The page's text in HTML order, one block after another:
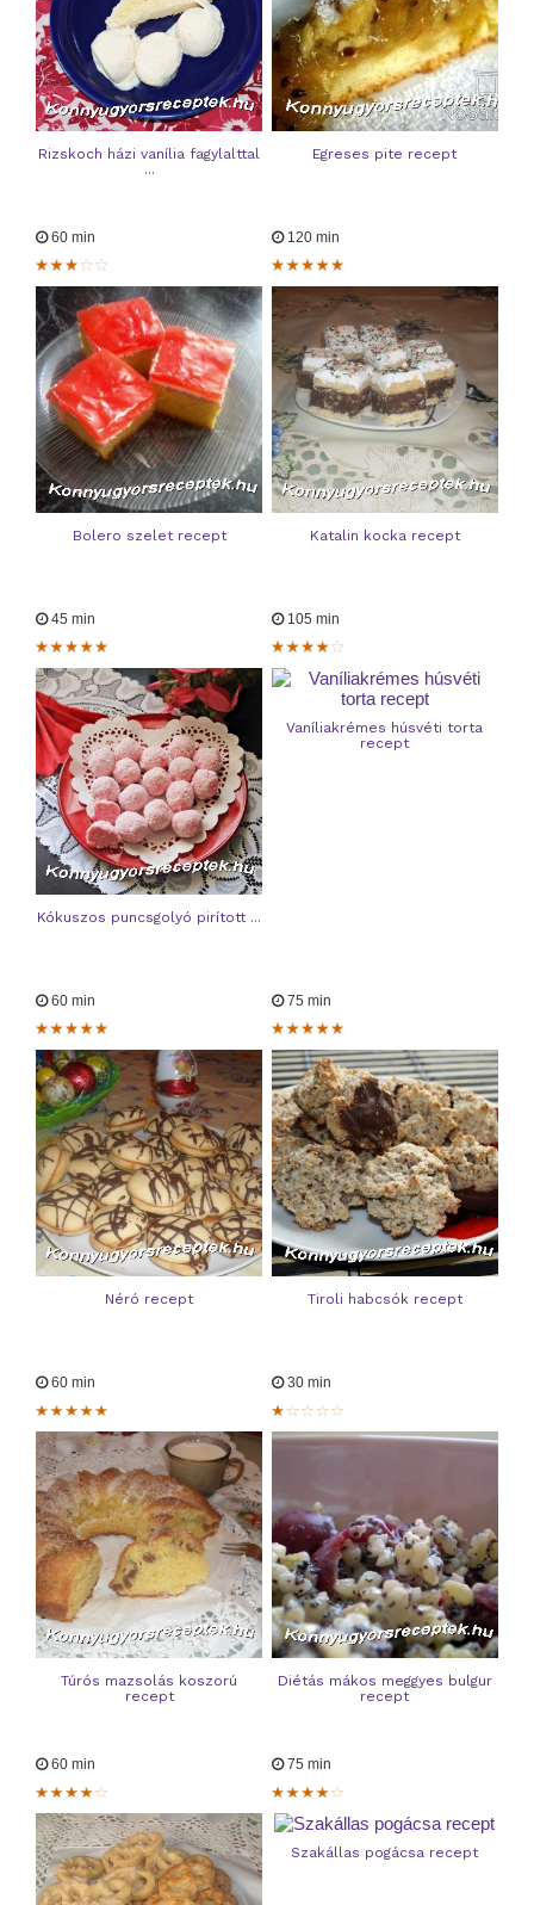
Rizskoch házi vanília fagylalttal
...
Egreses pite recept
60 min
Bolero szelet recept
120 min
Katalin kocka recept
45 min
Kókuszos puncsgolyó pirított ...
105 min
Vaníliakrémes húsvéti torta
recept
60 min
Néró recept
75 min
Tiroli habcsók recept
60 min
Túrós mazsolás koszorú
recept
30 min
Diétás mákos meggyes bulgur
recept
60 min 75 min
Szakállas pogácsa recept